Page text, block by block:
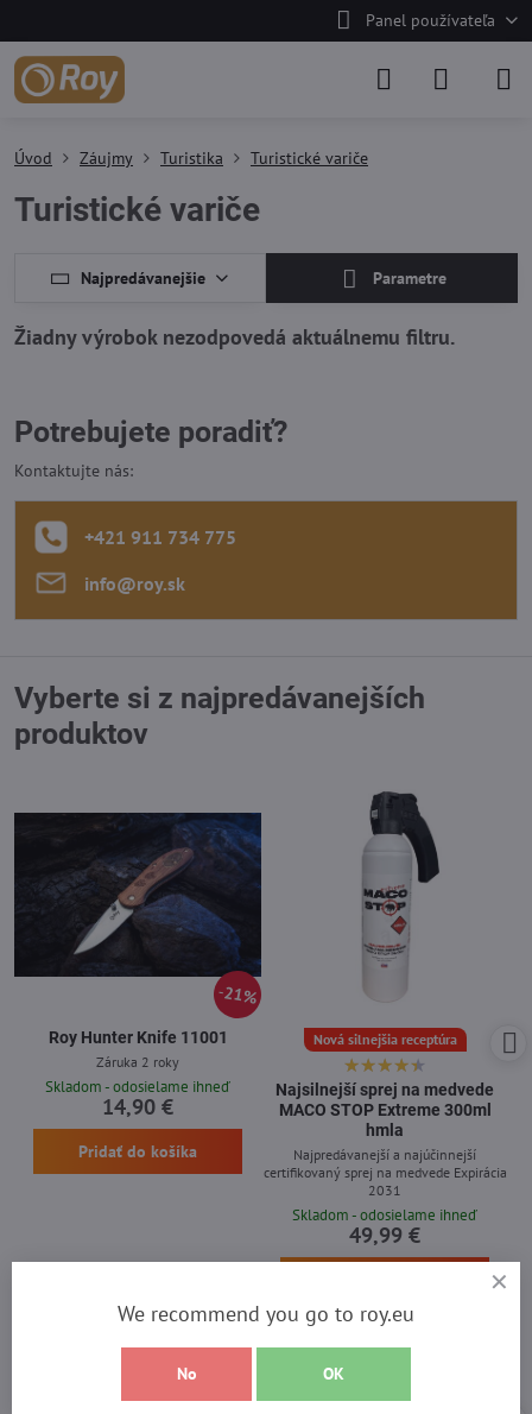
Panel používateľa
Úvod Záujmy Turistika Turistické variče
Turistické variče
Najpredávanejšie Parametre
Potrebujete poradiť?
Kontaktujte nás:
+421 911 734 775
info​@roy​.sk
Vyberte si z najpredávanejších
produktov
21%
Roy Hunter Knife 11001
Záruka 2 roky
Skladom - odosielame ihneď
14,90 €
Pridať do košíka
Nová silnejšia receptúra
Najsilnejší sprej na medvede
MACO STOP Extreme 300ml
hmla
Najpredávanejší a najúčinnejší
certifikovaný sprej na medvede Expirácia
2031
Skladom - odosielame ihneď
49,99 €
Recenzia heureka
Hodnotenie:
We recommend you go to roy.eu
No OK